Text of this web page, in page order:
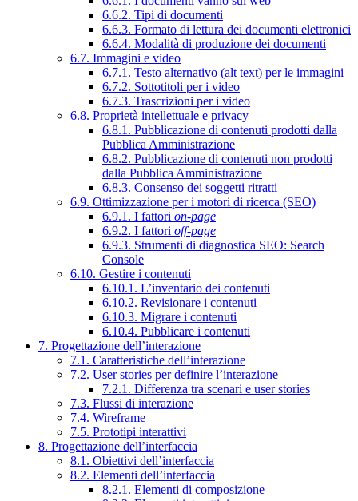
6.6.2. Tipi di documenti
6.6.3. Formato di lettura dei documenti elettronici
6.6.4. Modalità di produzione dei documenti
6.7. Immagini e video
6.7.1. Testo alternativo (alt text) per le immagini
6.7.2. Sottotitoli per i video
6.7.3. Trascrizioni per i video
6.8. Proprietà intellettuale e privacy
6.8.1. Pubblicazione di contenuti prodotti dalla
Pubblica Amministrazione
6.8.2. Pubblicazione di contenuti non prodotti
dalla Pubblica Amministrazione
6.8.3. Consenso dei soggetti ritratti
6.9. Ottimizzazione per i motori di ricerca (SEO)
6.9.1. I fattori on-page
6.9.2. I fattori off-page
6.9.3. Strumenti di diagnostica SEO: Search
Console
6.10. Gestire i contenuti
6.10.1. L’inventario dei contenuti
6.10.2. Revisionare i contenuti
6.10.3. Migrare i contenuti
6.10.4. Pubblicare i contenuti
7. Progettazione dell’interazione
7.1. Caratteristiche dell’interazione
7.2. User stories per definire l’interazione
7.2.1. Differenza tra scenari e user stories
7.3. Flussi di interazione
7.4. Wireframe
7.5. Prototipi interattivi
8. Progettazione dell’interfaccia
8.1. Obiettivi dell’interfaccia
8.2. Elementi dell’interfaccia
8.2.1. Elementi di composizione